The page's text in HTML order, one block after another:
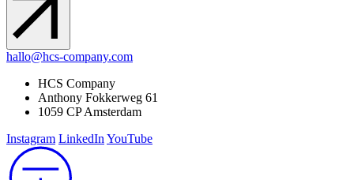
hallo@hcs-company.com
HCS Company
Anthony Fokkerweg 61
1059 CP Amsterdam
Instagram LinkedIn YouTube